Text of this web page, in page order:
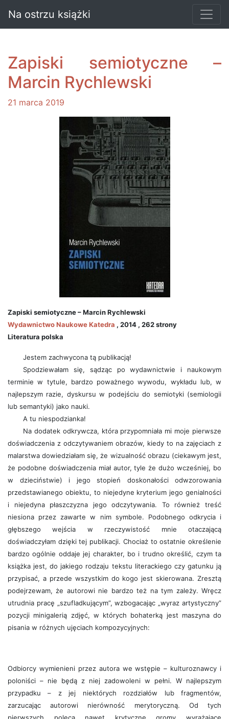
Na ostrzu książki
Zapiski semiotyczne –
Marcin Rychlewski
21 marca 2019
Zapiski semiotyczne – Marcin Rychlewski
Wydawnictwo Naukowe Katedra , 2014 , 262 strony
Literatura polska
Jestem zachwycona tą publikacją!
Spodziewałam się, sądząc po wydawnictwie i naukowym
terminie w tytule, bardzo poważnego wywodu, wykładu lub, w
najlepszym razie, dyskursu w podejściu do semiotyki (semiologii
lub semantyki) jako nauki.
A tu niespodzianka!
Na dodatek odkrywcza, która przypomniała mi moje pierwsze
doświadczenia z odczytywaniem obrazów, kiedy to na zajęciach z
malarstwa dowiedziałam się, że wizualność obrazu (ciekawym jest,
że podobne doświadczenia miał autor, tyle że dużo wcześniej, bo
w dzieciństwie) i jego stopień doskonałości odwzorowania
przedstawianego obiektu, to niejedyne kryterium jego genialności
i niejedyna płaszczyzna jego odczytywania. To również treść
niesiona przez zawarte w nim symbole. Podobnego odkrycia i
głębszego wejścia w rzeczywistość mnie otaczającą
doświadczyłam dzięki tej publikacji. Chociaż to ostatnie określenie
bardzo ogólnie oddaje jej charakter, bo i trudno określić, czym ta
książka jest, do jakiego rodzaju tekstu literackiego czy gatunku ją
przypisać, a przede wszystkim do kogo jest skierowana. Zresztą
podejrzewam, że autorowi nie bardzo też na tym zależy. Wręcz
utrudnia pracę „szufladkującym”, wzbogacając „wyraz artystyczny”
pozycji minigalerią zdjęć, w których bohaterką jest maszyna do
pisania w różnych ujęciach kompozycyjnych:
Odbiorcy wymienieni przez autora we wstępie – kulturoznawcy i
poloniści – nie będą z niej zadowoleni w pełni. W najlepszym
przypadku – z jej niektórych rozdziałów lub fragmentów,
zarzucając autorowi nierówność merytoryczną. Od tych